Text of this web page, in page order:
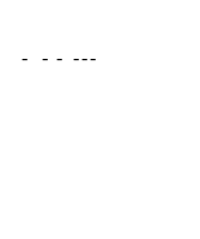
- - - ---